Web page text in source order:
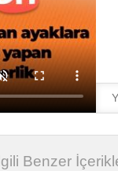
Benzer